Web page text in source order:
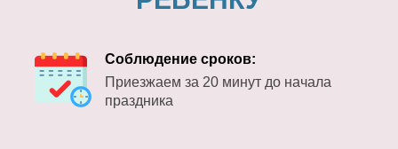
Соблюдение сроков:
Приезжаем за 20 минут до начала
праздника